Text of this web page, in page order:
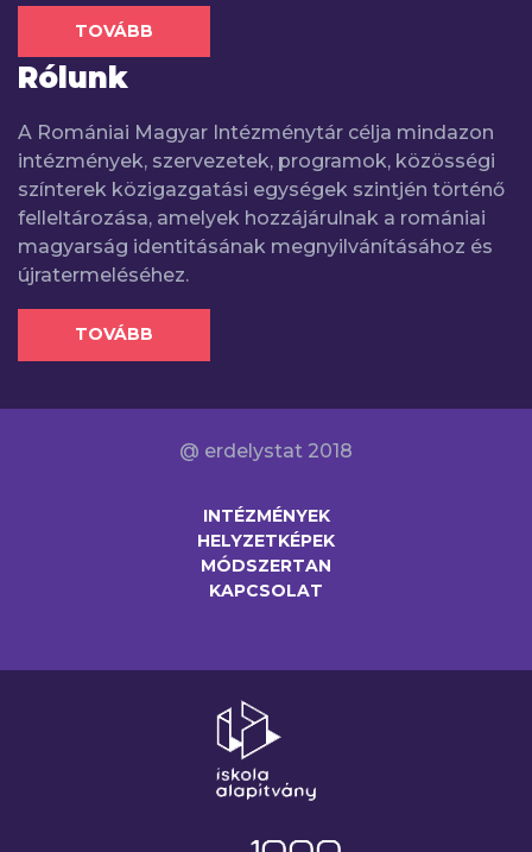
TOVÁBB
Rólunk
A Romániai Magyar Intézménytár célja mindazon
intézmények, szervezetek, programok, közösségi
színterek közigazgatási egységek szintjén történő
felleltározása, amelyek hozzájárulnak a romániai
magyarság identitásának megnyilvánításához és
újratermeléséhez.
TOVÁBB
@ erdelystat 2018
INTÉZMÉNYEK
HELYZETKÉPEK
MÓDSZERTAN
KAPCSOLAT